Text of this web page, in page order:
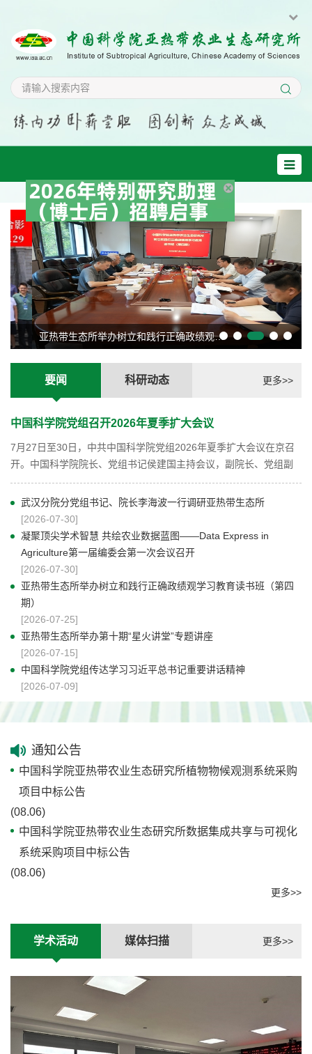
亚热带生态所举办树立和践行正确政绩观学习教育读书班（第四期）
要闻 科研动态 更多>>
中国科学院党组召开2026年夏季扩大会议
7月27日至30日，中共中国科学院党组2026年夏季扩大会议在京召
开。中国科学院院长、党组书记侯建国主持会议，副院长、党组副
书记吴朝晖等院领导出席会议。
武汉分院分党组书记、院长李海波一行调研亚热带生态所
[2026-07-30]
凝聚顶尖学术智慧 共绘农业数据蓝图——Data Express in
Agriculture第一届编委会第一次会议召开
[2026-07-30]
亚热带生态所举办树立和践行正确政绩观学习教育读书班（第四
期）
[2026-07-25]
亚热带生态所举办第十期“星火讲堂”专题讲座
[2026-07-15]
中国科学院党组传达学习习近平总书记重要讲话精神
[2026-07-09]
通知公告
中国科学院亚热带农业生态研究所植物物候观测系统采购
项目中标公告
(08.06)
中国科学院亚热带农业生态研究所数据集成共享与可视化
系统采购项目中标公告
(08.06)
更多>>
学术活动 媒体扫描 更多>>